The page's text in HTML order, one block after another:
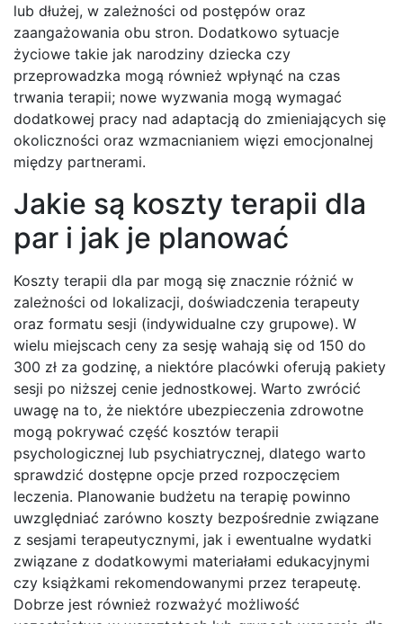
lub dłużej, w zależności od postępów oraz
zaangażowania obu stron. Dodatkowo sytuacje
życiowe takie jak narodziny dziecka czy
przeprowadzka mogą również wpłynąć na czas
trwania terapii; nowe wyzwania mogą wymagać
dodatkowej pracy nad adaptacją do zmieniających się
okoliczności oraz wzmacnianiem więzi emocjonalnej
między partnerami.
Jakie są koszty terapii dla
par i jak je planować
Koszty terapii dla par mogą się znacznie różnić w
zależności od lokalizacji, doświadczenia terapeuty
oraz formatu sesji (indywidualne czy grupowe). W
wielu miejscach ceny za sesję wahają się od 150 do
300 zł za godzinę, a niektóre placówki oferują pakiety
sesji po niższej cenie jednostkowej. Warto zwrócić
uwagę na to, że niektóre ubezpieczenia zdrowotne
mogą pokrywać część kosztów terapii
psychologicznej lub psychiatrycznej, dlatego warto
sprawdzić dostępne opcje przed rozpoczęciem
leczenia. Planowanie budżetu na terapię powinno
uwzględniać zarówno koszty bezpośrednie związane
z sesjami terapeutycznymi, jak i ewentualne wydatki
związane z dodatkowymi materiałami edukacyjnymi
czy książkami rekomendowanymi przez terapeutę.
Dobrze jest również rozważyć możliwość